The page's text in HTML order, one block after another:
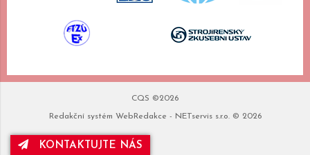
KONTAKTUJTE NÁS
CQS ©2026
Redakční systém WebRedakce - NETservis s.r.o.© 2026